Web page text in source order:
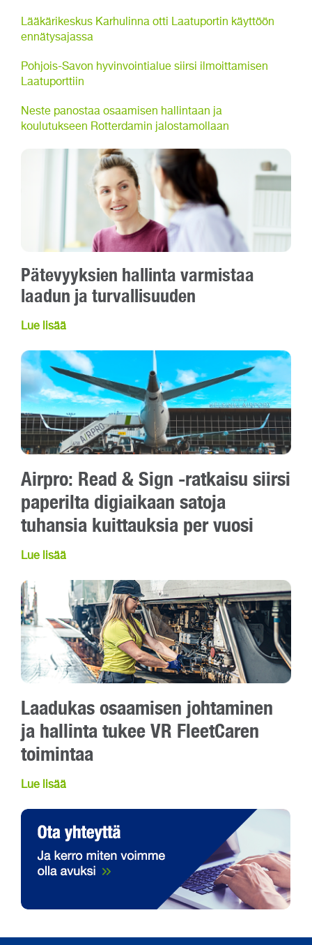
Lääkärikeskus Karhulinna otti Laatuportin käyttöön
ennätysajassa
Pohjois-Savon hyvinvointialue siirsi ilmoittamisen
Laatuporttiin
Neste panostaa osaamisen hallintaan ja
koulutukseen Rotterdamin jalostamollaan
Pätevyyksien hallinta varmistaa
laadun ja turvallisuuden
Lue lisää
Airpro: Read & Sign -ratkaisu siirsi
paperilta digiaikaan satoja
tuhansia kuittauksia per vuosi
Lue lisää
Laadukas osaamisen johtaminen
ja hallinta tukee VR FleetCaren
toimintaa
Lue lisää